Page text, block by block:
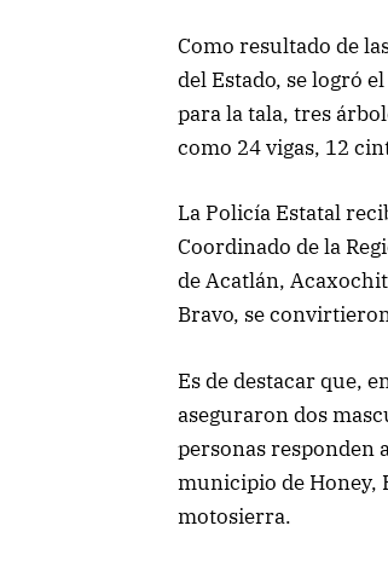
Como resultado de
del Estado, se logró
para la tala, tres
como 24 vigas, 12
La Policía Estatal
Coordinado de la
de Acatlán,
Bravo, se
Es de destacar que,
aseguraron dos
personas responden
municipio de Honey,
motosierra.